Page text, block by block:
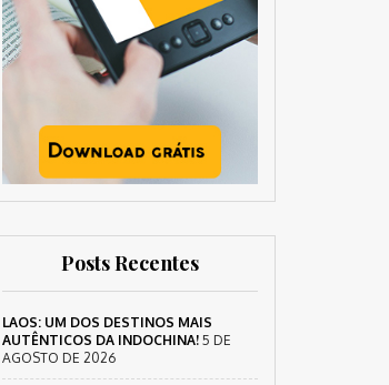
Posts Recentes
LAOS: UM DOS DESTINOS MAIS
AUTÊNTICOS DA INDOCHINA! 5 DE
AGOSTO DE 2026